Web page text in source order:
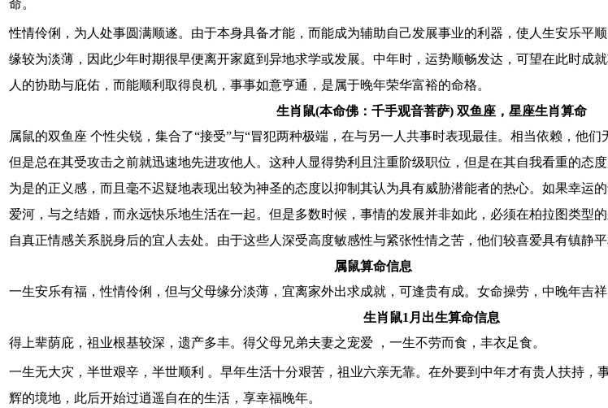
命。
性情伶俐，为人处事圆满顺遂。由于本身具备才能，而能成为辅助自己发展事业的利器，使人生安乐平
缘较为淡薄，因此少年时期很早便离开家庭到异地求学或发展。中年时，运势顺畅发达，可望在此时成
人的协助与庇佑，而能顺利取得良机，事事如意亨通，是属于晚年荣华富裕的命格。
生肖鼠(本命佛：千手观音菩萨) 双鱼座，星座生肖算命
属鼠的双鱼座 个性尖锐，集合了“接受”与“冒犯两种极端，在与另一人共事时表现最佳。相当依赖，他们
但是总在其受攻击之前就迅速地先进攻他人。这种人显得势利且注重阶级职位，但是在其自我看重的态
为是的正义感，而且毫不迟疑地表现出较为神圣的态度以抑制其认为具有威胁潜能者的热心。如果幸运
爱河，与之结婚，而永远快乐地生活在一起。但是多数时候，事情的发展并非如此，必须在柏拉图类型
自真正情感关系脱身后的宜人去处。由于这些人深受高度敏感性与紧张性情之苦，他们较喜爱具有镇静平
属鼠算命信息
一生安乐有福，性情伶俐，但与父母缘分淡薄，宜离家外出求成就，可逢贵有成。女命操劳，中晚年吉祥
生肖鼠1月出生算命信息
得上辈荫庇，祖业根基较深，遗产多丰。得父母兄弟夫妻之宠爱 ，一生不劳而食，丰衣足食。
一生无大灾，半世艰辛，半世顺利 。早年生活十分艰苦，祖业六亲无靠。在外要到中年才有贵人扶持，
辉的境地，此后开始过逍遥自在的生活，享幸福晚年。